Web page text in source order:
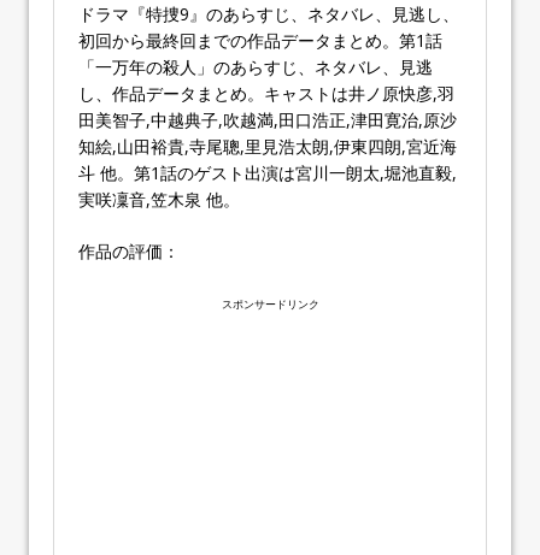
ドラマ『特捜9』のあらすじ、ネタバレ、見逃し、
初回から最終回までの作品データまとめ。第1話
「一万年の殺人」のあらすじ、ネタバレ、見逃
し、作品データまとめ。キャストは井ノ原快彦,羽
田美智子,中越典子,吹越満,田口浩正,津田寛治,原沙
知絵,山田裕貴,寺尾聰,里見浩太朗,伊東四朗,宮近海
斗 他。第1話のゲスト出演は宮川一朗太,堀池直毅,
実咲凜音,笠木泉 他。
作品の評価：
スポンサードリンク